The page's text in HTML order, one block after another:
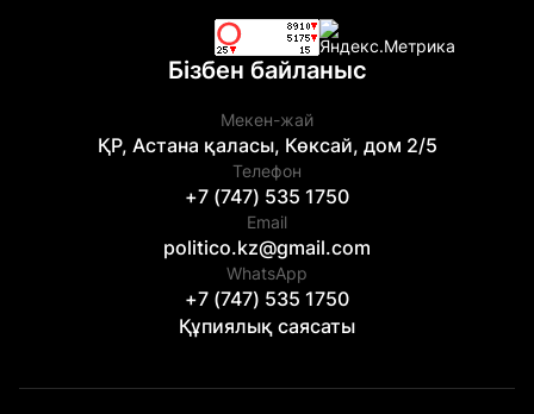
Бізбен байланыс
Мекен-жай
ҚР, Астана қаласы, Көксай, дом 2/5
Телефон
+7 (747) 535 1750
Email
politico.kz@gmail.com
WhatsApp
+7 (747) 535 1750
Құпиялық саясаты